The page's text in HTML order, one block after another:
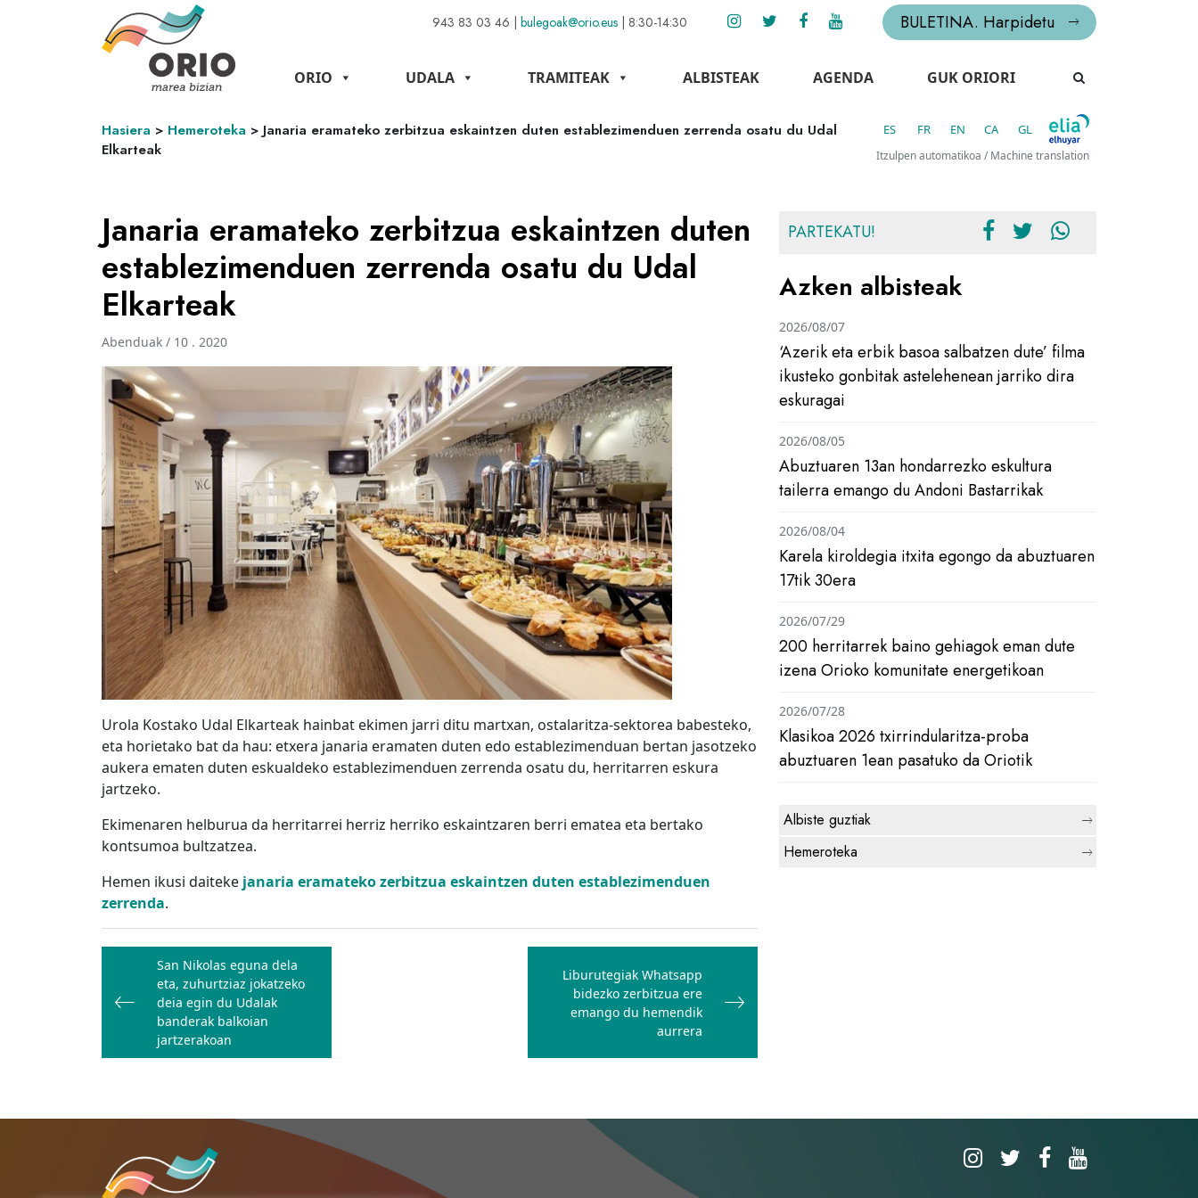
943 83 03 46 | bulegoak@orio.eus | 8:30-14:30 BULETINA. Harpidetu
ORIO UDALA TRAMITEAK ALBISTEAK AGENDA GUK ORIORI
Hasiera > Hemeroteka > Janaria eramateko zerbitzua eskaintzen duten establezimenduen zerrenda osatu du Udal
Elkarteak
ES FR EN CA GL
Itzulpen automatikoa / Machine translation
Janaria eramateko zerbitzua eskaintzen duten
establezimenduen zerrenda osatu du Udal
Elkarteak
Abenduak / 10 . 2020
Urola Kostako Udal Elkarteak hainbat ekimen jarri ditu martxan, ostalaritza-sektorea babesteko,
eta horietako bat da hau: etxera janaria eramaten duten edo establezimenduan bertan jasotzeko
aukera ematen duten eskualdeko establezimenduen zerrenda osatu du, herritarren eskura
jartzeko.
Ekimenaren helburua da herritarrei herriz herriko eskaintzaren berri ematea eta bertako
kontsumoa bultzatzea.
Hemen ikusi daiteke janaria eramateko zerbitzua eskaintzen duten establezimenduen
zerrenda.
Bidalketetan
zehar
nabigatu
San Nikolas eguna dela
eta, zuhurtziaz jokatzeko
deia egin du Udalak
banderak balkoian
jartzerakoan
Liburutegiak Whatsapp
bidezko zerbitzua ere
emango du hemendik
aurrera
PARTEKATU!
Azken albisteak
‘Azerik eta erbik basoa salbatzen dute’ filma
ikusteko gonbitak astelehenean jarriko dira
eskuragai
2026/08/07
Abuztuaren 13an hondarrezko eskultura
tailerra emango du Andoni Bastarrikak
2026/08/05
Karela kiroldegia itxita egongo da abuztuaren
17tik 30era
2026/08/04
200 herritarrek baino gehiagok eman dute
izena Orioko komunitate energetikoan
2026/07/29
Klasikoa 2026 txirrindularitza-proba
abuztuaren 1ean pasatuko da Oriotik
2026/07/28
Albiste guztiak
Hemeroteka